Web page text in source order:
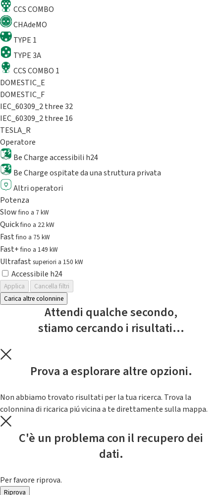
CCS COMBO
CHAdeMO
TYPE 1
TYPE 3A
CCS COMBO 1
DOMESTIC_E
DOMESTIC_F
IEC_60309_2 three 32
IEC_60309_2 three 16
TESLA_R
Operatore
Be Charge accessibili h24
Be Charge ospitate da una struttura privata
Altri operatori
Potenza
Slowfino a 7 kW
Quickfino a 22 kW
Fastfino a 75 kW
Fast+fino a 149 kW
Ultrafast superiori a 150 kW
Accessibile h24
Applica
Cancella filtri
Carica altre colonnine
Attendi qualche secondo,
stiamo cercando i risultati...
Prova a esplorare altre opzioni.
Non abbiamo trovato risultati per la tua ricerca. Trova la
colonnina di ricarica piú vicina a te direttamente sulla mappa.
C'è un problema con il recupero dei
dati.
Per favore riprova.
Riprova